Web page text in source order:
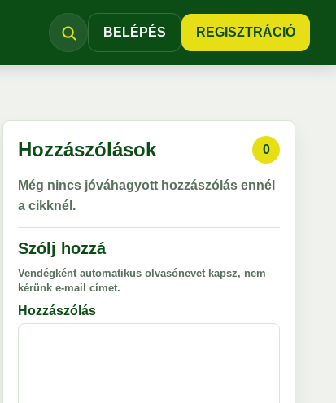
BELÉPÉS REGISZTRÁCIÓ
Hozzászólások 0
Még nincs jóváhagyott hozzászólás ennél
a cikknél.
Szólj hozzá
Vendégként automatikus olvasónevet kapsz, nem
kérünk e-mail címet.
Hozzászólás